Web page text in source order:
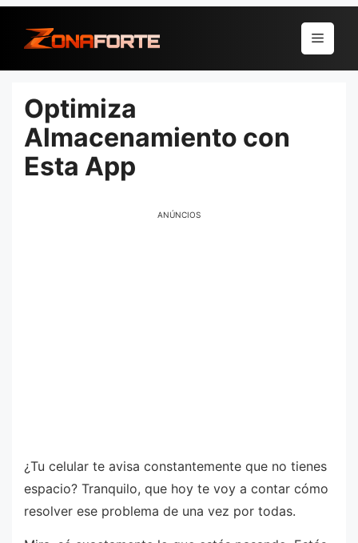
para
conteúdo
Menu
Optimiza
Almacenamiento con
Esta App
ANÚNCIOS
¿Tu celular te avisa constantemente que no tienes
espacio? Tranquilo, que hoy te voy a contar cómo
resolver ese problema de una vez por todas.